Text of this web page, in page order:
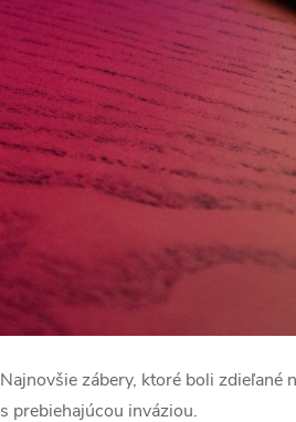
Najnovšie zábery, ktoré boli zdieľané
s prebiehajúcou inváziou.